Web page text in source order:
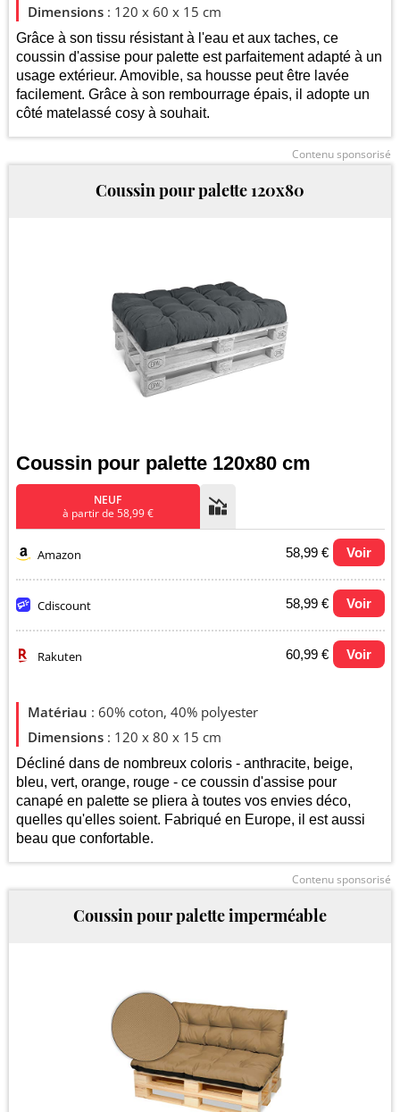
73
74
74,5
75
Dimensions : 120 x 60 x 15 cm
Grâce à son tissu résistant à l'eau et aux taches, ce
coussin d'assise pour palette est parfaitement adapté à un
usage extérieur. Amovible, sa housse peut être lavée
facilement. Grâce à son rembourrage épais, il adopte un
côté matelassé cosy à souhait.
Contenu sponsorisé
Coussin pour palette 120x80
Coussin pour palette 120x80 cm
NEUF
à partir de 58,99 €
Amazon 58,99 € Voir
Cdiscount 58,99 € Voir
Rakuten 60,99 € Voir
Evolution du prix le plus bas (neuf):
58
59
60
61
Matériau : 60% coton, 40% polyester
Dimensions : 120 x 80 x 15 cm
Décliné dans de nombreux coloris - anthracite, beige,
bleu, vert, orange, rouge - ce coussin d'assise pour
canapé en palette se pliera à toutes vos envies déco,
quelles qu'elles soient. Fabriqué en Europe, il est aussi
beau que confortable.
Contenu sponsorisé
Coussin pour palette imperméable